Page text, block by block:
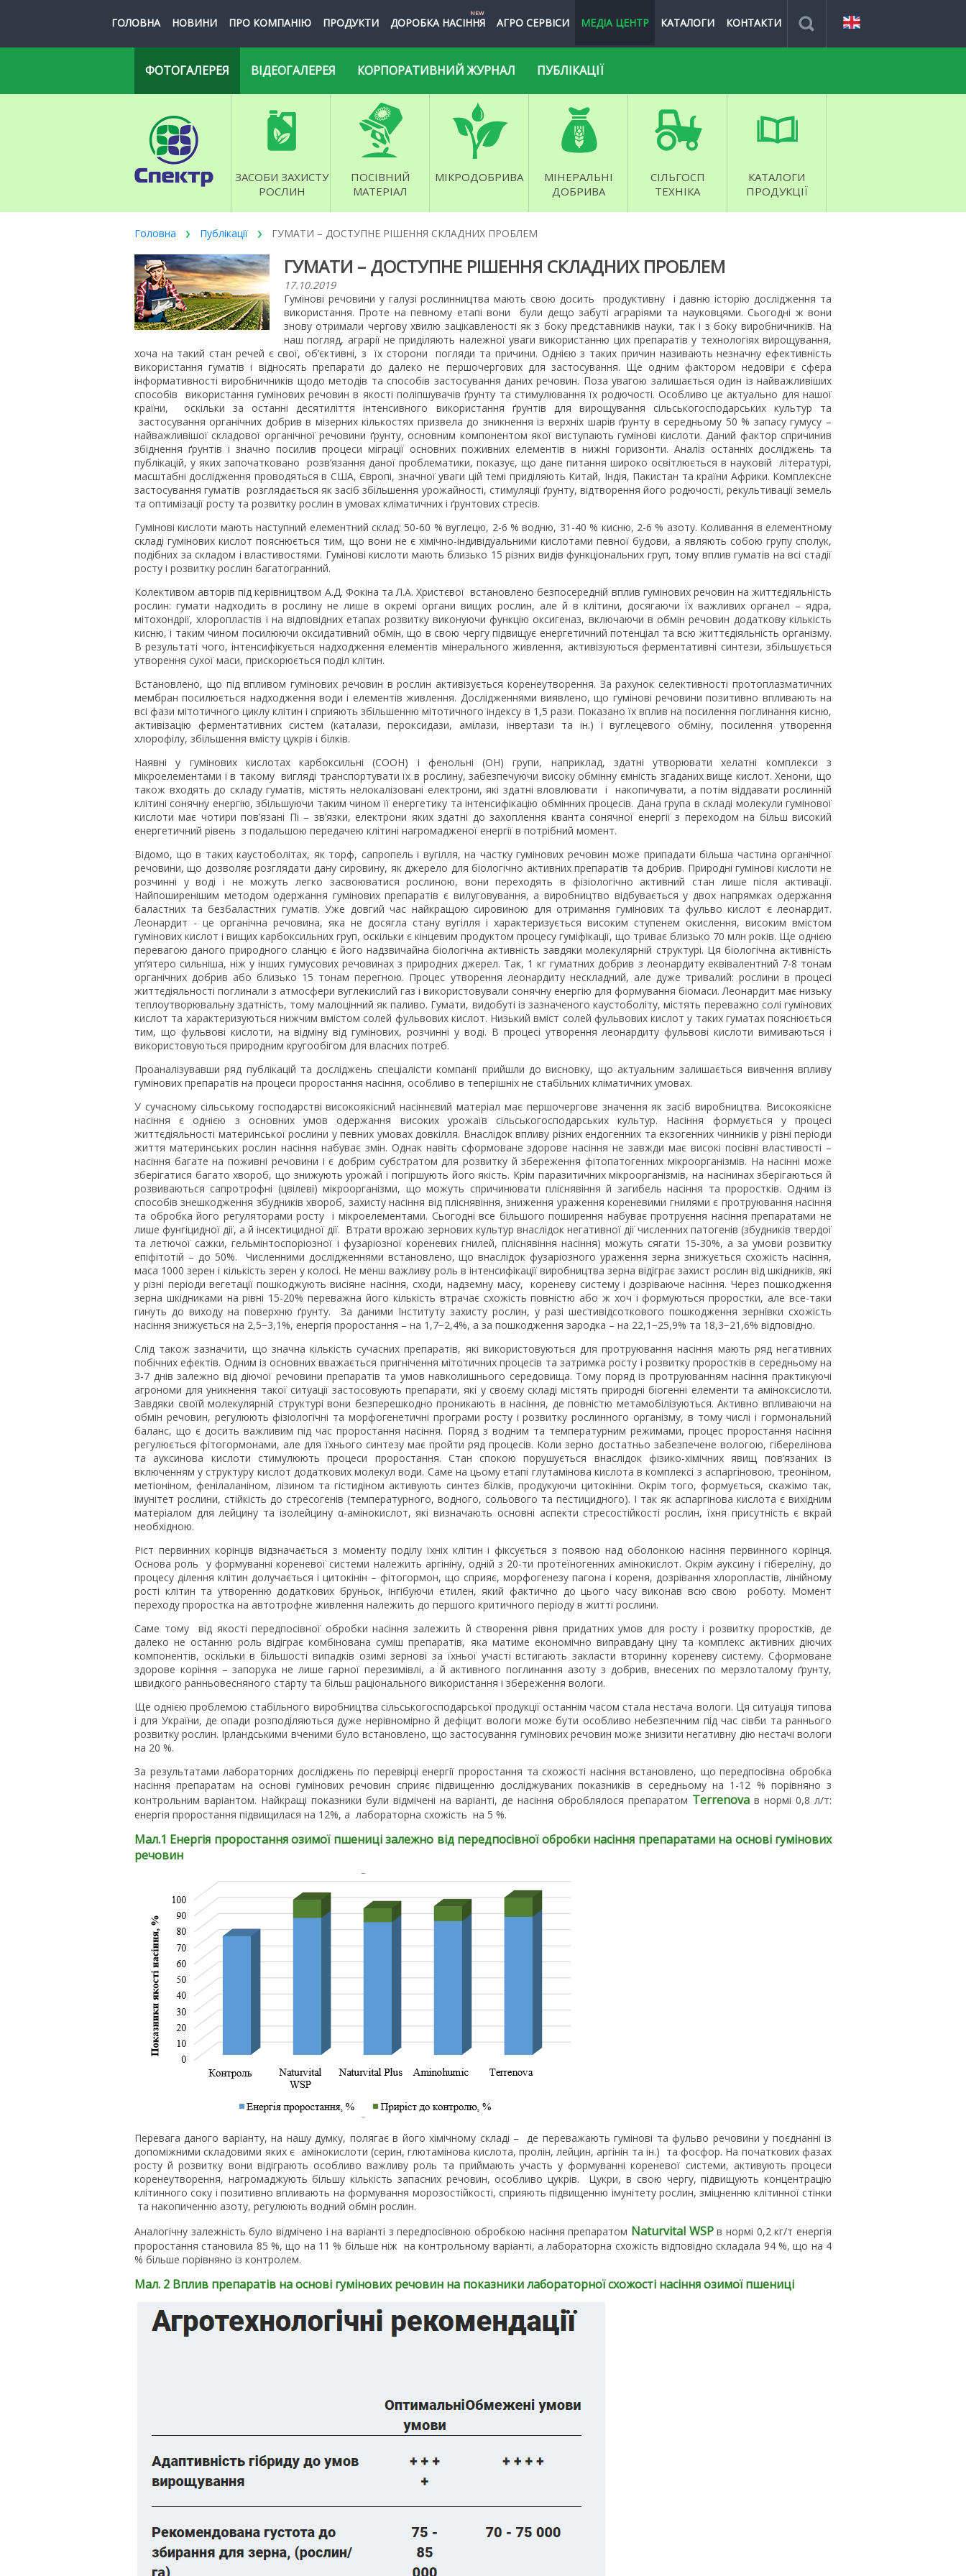
ГОЛОВНА НОВИНИ ПРО КОМПАНІЮ ПРОДУКТИ ДОРОБКА НАСІННЯ
NEW
АГРО СЕРВІСИ МЕДІА ЦЕНТР КАТАЛОГИ КОНТАКТИ
ФОТОГАЛЕРЕЯ ВІДЕОГАЛЕРЕЯ КОРПОРАТИВНИЙ ЖУРНАЛ ПУБЛІКАЦІЇ
ЗАСОБИ ЗАХИСТУ
РОСЛИН
ПОСІВНИЙ
МАТЕРІАЛ
МІКРОДОБРИВА
МІНЕРАЛЬНІ
ДОБРИВА
СІЛЬГОСП
ТЕХНІКА
КАТАЛОГИ
ПРОДУКЦІЇ
Головна Публікації ГУМАТИ – ДОСТУПНЕ РІШЕННЯ СКЛАДНИХ ПРОБЛЕМ
ГУМАТИ – ДОСТУПНЕ РІШЕННЯ СКЛАДНИХ ПРОБЛЕМ
17.10.2019
Гумінові речовини у галузі рослинництва мають свою досить продуктивну і давню історію дослідження та
використання. Проте на певному етапі вони були дещо забуті аграріями та науковцями. Сьогодні ж вони
знову отримали чергову хвилю зацікавленості як з боку представників науки, так і з боку виробничників. На
наш погляд, аграрії не приділяють належної уваги використанню цих препаратів у технологіях вирощування,
хоча на такий стан речей є свої, об’єктивні, з їх сторони погляди та причини. Однією з таких причин називають незначну ефективність
використання гуматів і відносять препарати до далеко не першочергових для застосування. Ще одним фактором недовіри є сфера
інформативності виробничників щодо методів та способів застосування даних речовин. Поза увагою залишається один із найважливіших
способів використання гумінових речовин в якості поліпшувачів ґрунту та стимулювання їх родючості. Особливо це актуально для нашої
країни, оскільки за останні десятиліття інтенсивного використання ґрунтів для вирощування сільськогосподарських культур та
застосування органічних добрив в мізерних кількостях призвела до зникнення із верхніх шарів ґрунту в середньому 50 % запасу гумусу –
найважливішої складової органічної речовини ґрунту, основним компонентом якої виступають гумінові кислоти. Даний фактор спричинив
збіднення ґрунтів і значно посилив процеси міграції основних поживних елементів в нижні горизонти. Аналіз останніх досліджень та
публікацій, у яких започатковано розв’язання даної проблематики, показує, що дане питання широко освітлюється в науковій літературі,
масштабні дослідження проводяться в США, Європі, значної уваги цій темі приділяють Китай, Індія, Пакистан та країни Африки. Комплексне
застосування гуматів розглядається як засіб збільшення урожайності, стимуляції ґрунту, відтворення його родючості, рекультивації земель
та оптимізації росту та розвитку рослин в умовах кліматичних і ґрунтових стресів.
Гумінові кислоти мають наступний елементний склад: 50-60 % вуглецю, 2-6 % водню, 31-40 % кисню, 2-6 % азоту. Коливання в елементному
складі гумінових кислот пояснюється тим, що вони не є хімічно-індивідуальними кислотами певної будови, а являють собою групу сполук,
подібних за складом і властивостями. Гумінові кислоти мають близько 15 різних видів функціональних груп, тому вплив гуматів на всі стадії
росту і розвитку рослин багатогранний.
Колективом авторів під керівництвом А.Д. Фокіна та Л.А. Христєвої встановлено безпосередній вплив гумінових речовин на життєдіяльність
рослин: гумати надходить в рослину не лише в окремі органи вищих рослин, але й в клітини, досягаючи їх важливих органел – ядра,
мітохондрії, хлоропластів і на відповідних етапах розвитку виконуючи функцію оксигеназ, включаючи в обмін речовин додаткову кількість
кисню, і таким чином посилюючи оксидативний обмін, що в свою чергу підвищує енергетичний потенціал та всю життєдіяльність організму.
В результаті чого, інтенсифікується надходження елементів мінерального живлення, активізуються ферментативні синтези, збільшується
утворення сухої маси, прискорюється поділ клітин.
Встановлено, що під впливом гумінових речовин в рослин активізується коренеутворення. За рахунок селективності протоплазматичних
мембран посилюється надходження води і елементів живлення. Дослідженнями виявлено, що гумінові речовини позитивно впливають на
всі фази мітотичного циклу клітин і сприяють збільшенню мітотичного індексу в 1,5 рази. Показано їх вплив на посилення поглинання кисню,
активізацію ферментативних систем (каталази, пероксидази, амілази, інвертази та ін.) і вуглецевого обміну, посилення утворення
хлорофілу, збільшення вмісту цукрів і білків.
Наявні у гумінових кислотах карбоксильні (COOH) і фенольні (OH) групи, наприклад, здатні утворювати хелатні комплекси з
мікроелементами і в такому вигляді транспортувати їх в рослину, забезпечуючи високу обмінну ємність згаданих вище кислот. Хенони, що
також входять до складу гуматів, містять нелокалізовані електрони, які здатні вловлювати і накопичувати, а потім віддавати рослинній
клітині сонячну енергію, збільшуючи таким чином її енергетику та інтенсифікацію обмінних процесів. Дана група в складі молекули гумінової
кислоти має чотири пов’язані Пі – зв’язки, електрони яких здатні до захоплення кванта сонячної енергії з переходом на більш високий
енергетичний рівень з подальшою передачею клітині нагромадженої енергії в потрібний момент.
Відомо, що в таких каустоболітах, як торф, сапропель і вугілля, на частку гумінових речовин може припадати більша частина органічної
речовини, що дозволяє розглядати дану сировину, як джерело для біологічно активних препаратів та добрив. Природні гумінові кислоти не
розчинні у воді і не можуть легко засвоюватися рослиною, вони переходять в фізіологічно активний стан лише після активації.
Найпоширенішим методом одержання гумінових препаратів є вилуговування, а виробництво відбувається у двох напрямках одержання
баластних та безбаластних гуматів. Уже довгий час найкращою сировиною для отримання гумінових та фульво кислот є леонардит.
Леонардит - це органічна речовина, яка не досягла стану вугілля і характеризується високим ступенем окислення, високим вмістом
гумінових кислот і вищих карбоксильних груп, оскільки є кінцевим продуктом процесу гуміфікації, що триває близько 70 млн років. Ще однією
перевагою даного природного сланцю є його надзвичайна біологічна активність завдяки молекулярній структурі. Ця біологічна активність
уп’ятеро сильніша, ніж у інших гумусових речовинах з природних джерел. Так, 1 кг гуматних добрив з леонардиту еквівалентний 7-8 тонам
органічних добрив або близько 15 тонам перегною. Процес утворення леонардиту нескладний, але дуже тривалий: рослини в процесі
життєдіяльності поглинали з атмосфери вуглекислий газ і використовували сонячну енергію для формування біомаси. Леонардит має низьку
теплоутворювальну здатність, тому малоцінний як паливо. Гумати, видобуті із зазначеного каустоболіту, містять переважно солі гумінових
кислот та характеризуються нижчим вмістом солей фульвових кислот. Низький вміст солей фульвових кислот у таких гуматах пояснюється
тим, що фульвові кислоти, на відміну від гумінових, розчинні у воді. В процесі утворення леонардиту фульвові кислоти вимиваються і
використовуються природним кругообігом для власних потреб.
Проаналізувавши ряд публікацій та досліджень спеціалісти компанії прийшли до висновку, що актуальним залишається вивчення впливу
гумінових препаратів на процеси проростання насіння, особливо в теперішніх не стабільних кліматичних умовах.
У сучасному сільському господарстві високоякісний насіннєвий матеріал має першочергове значення як засіб виробництва. Високоякісне
насіння є однією з основних умов одержання високих урожаїв сільськогосподарських культур. Насіння формується у процесі
життєдіяльності материнської рослини у певних умовах довкілля. Внаслідок впливу різних ендогенних та екзогенних чинників у різні періоди
життя материнських рослин насіння набуває змін. Однак навіть сформоване здорове насіння не завжди має високі посівні властивості –
насіння багате на поживні речовини і є добрим субстратом для розвитку й збереження фітопатогенних мікроорганізмів. На насінні може
зберігатися багато хвороб, що знижують урожай і погіршують його якість. Крім паразитичних мікроорганізмів, на насінинах зберігаються й
розвиваються сапротрофні (цвілеві) мікроорганізми, що можуть спричинювати пліснявіння й загибель насіння та проростків. Одним із
способів знешкодження збудників хвороб, захисту насіння від пліснявіння, зниження ураження кореневими гнилями є протруювання насіння
та обробка його регуляторами росту і мікроелементами. Сьогодні все більшого поширення набуває протруєння насіння препаратами не
лише фунгіцидної дії, а й інсектицидної дії. Втрати врожаю зернових культур внаслідок негативної дії численних патогенів (збудників твердої
та летючої сажки, гельмінтоспоріозної і фузаріозної кореневих гнилей, пліснявіння насіння) можуть сягати 15-30%, а за умови розвитку
епіфітотій – до 50%. Численними дослідженнями встановлено, що внаслідок фузаріозного ураження зерна знижується схожість насіння,
маса 1000 зерен і кількість зерен у колосі. Не менш важливу роль в інтенсифікації виробництва зерна відіграє захист рослин від шкідників, які
у різні періоди вегетації пошкоджують висіяне насіння, сходи, надземну масу, кореневу систему і дозріваюче насіння. Через пошкодження
зерна шкідниками на рівні 15-20% переважна його кількість втрачає схожість повністю або ж хоч і формуються проростки, але все-таки
гинуть до виходу на поверхню ґрунту. За даними Інституту захисту рослин, у разі шестивідсоткового пошкодження зернівки схожість
насіння знижується на 2,5−3,1%, енергія проростання – на 1,7−2,4%, а за пошкодження зародка – на 22,1−25,9% та 18,3−21,6% відповідно.
Слід також зазначити, що значна кількість сучасних препаратів, які використовуються для протруювання насіння мають ряд негативних
побічних ефектів. Одним із основних вважається пригнічення мітотичних процесів та затримка росту і розвитку проростків в середньому на
3-7 днів залежно від діючої речовини препаратів та умов навколишнього середовища. Тому поряд із протруюванням насіння практикуючі
агрономи для уникнення такої ситуації застосовують препарати, які у своєму складі містять природні біогенні елементи та аміноксислоти.
Завдяки своїй молекулярній структурі вони безперешкодно проникають в насіння, де повністю метамобілізуються. Активно впливаючи на
обмін речовин, регулюють фізіологічні та морфогенетичні програми росту і розвитку рослинного організму, в тому числі і гормональний
баланс, що є досить важливим під час проростання насіння. Поряд з водним та температурним режимами, процес проростання насіння
регулюється фітогормонами, але для їхнього синтезу має пройти ряд процесів. Коли зерно достатньо забезпечене вологою, гіберелінова
та ауксинова кислоти стимулюють процеси проростання. Стан спокою порушується внаслідок фізико-хімічних явищ пов’язаних із
включенням у структуру кислот додаткових молекул води. Саме на цьому етапі глутамінова кислота в комплексі з аспаргіновою, треоніном,
метіоніном, фенілаланіном, лізином та гістидіном активують синтез білків, продукуючи цитокініни. Окрім того, формується, скажімо так,
імунітет рослини, стійкість до стресогенів (температурного, водного, сольового та пестицидного). І так як аспаргінова кислота є вихідним
матеріалом для лейцину та ізолейцину α-амінокислот, які визначають основні аспекти стресостійкості рослин, їхня присутність є вкрай
необхідною.
Ріст первинних корінців відзначається з моменту поділу їхніх клітин і фіксується з появою над оболонкою насіння первинного корінця.
Основа роль у формуванні кореневої системи належить аргініну, одній з 20-ти протеїногенних амінокислот. Окрім ауксину і гібереліну, до
процесу ділення клітин долучається і цитокінін – фітогормон, що сприяє, морфогенезу пагона і кореня, дозрівання хлоропластів, лінійному
рості клітин та утворенню додаткових бруньок, інгібуючи етилен, який фактично до цього часу виконав всю свою роботу. Момент
переходу проростка на автотрофне живлення належить до першого критичного періоду в житті рослини.
Саме тому від якості передпосівної обробки насіння залежить й створення рівня придатних умов для росту і розвитку проростків, де
далеко не останню роль відіграє комбінована суміш препаратів, яка матиме економічно виправдану ціну та комплекс активних діючих
компонентів, оскільки в більшості випадків озимі зернові за їхньої участі встигають закласти вторинну кореневу систему. Сформоване
здорове коріння – запорука не лише гарної перезимівлі, а й активного поглинання азоту з добрив, внесених по мерзлоталому ґрунту,
швидкого ранньовесняного старту та більш раціонального використання і збереження вологи.
Ще однією проблемою стабільного виробництва сільськогосподарської продукції останнім часом стала нестача вологи. Ця ситуація типова
і для України, де опади розподіляються дуже нерівномірно й дефіцит вологи може бути особливо небезпечним під час сівби та раннього
розвитку рослин. Ірландськими вченими було встановлено, що застосування гумінових речовин може знизити негативну дію нестачі вологи
на 20 %.
За результатами лабораторних досліджень по перевірці енергії проростання та схожості насіння встановлено, що передпосівна обробка
насіння препаратам на основі гумінових речовин сприяє підвищенню досліджуваних показників в середньому на 1-12 % порівняно з
контрольним варіантом. Найкращі показники були відмічені на варіанті, де насіння оброблялося препаратом Terrenova в нормі 0,8 л/т:
енергія проростання підвищилася на 12%, а лабораторна схожість на 5 %.
Мал.1 Енергія проростання озимої пшениці залежно від передпосівної обробки насіння препаратами на основі гумінових
речовин
Перевага даного варіанту, на нашу думку, полягає в його хімічному складі – де переважають гумінові та фульво речовини у поєднанні із
допоміжними складовими яких є амінокислоти (серин, глютамінова кислота, пролін, лейцин, аргінін та ін.) та фосфор. На початкових фазах
росту й розвитку вони відіграють особливо важливу роль та приймають участь у формуванні кореневої системи, активують процеси
коренеутворення, нагромаджують більшу кількість запасних речовин, особливо цукрів. Цукри, в свою чергу, підвищують концентрацію
клітинного соку і позитивно впливають на формування морозостійкості, сприяють підвищенню імунітету рослин, зміцненню клітинної стінки
та накопиченню азоту, регулюють водний обмін рослин.
Аналогічну залежність було відмічено і на варіанті з передпосівною обробкою насіння препаратом Naturvital WSPв нормі 0,2 кг/т енергія
проростання становила 85 %, що на 11 % більше ніж на контрольному варіанті, а лабораторна схожість відповідно складала 94 %, що на 4
% більше порівняно із контролем.
Мал. 2 Вплив препаратів на основі гумінових речовин на показники лабораторної схожості насіння озимої пшениці